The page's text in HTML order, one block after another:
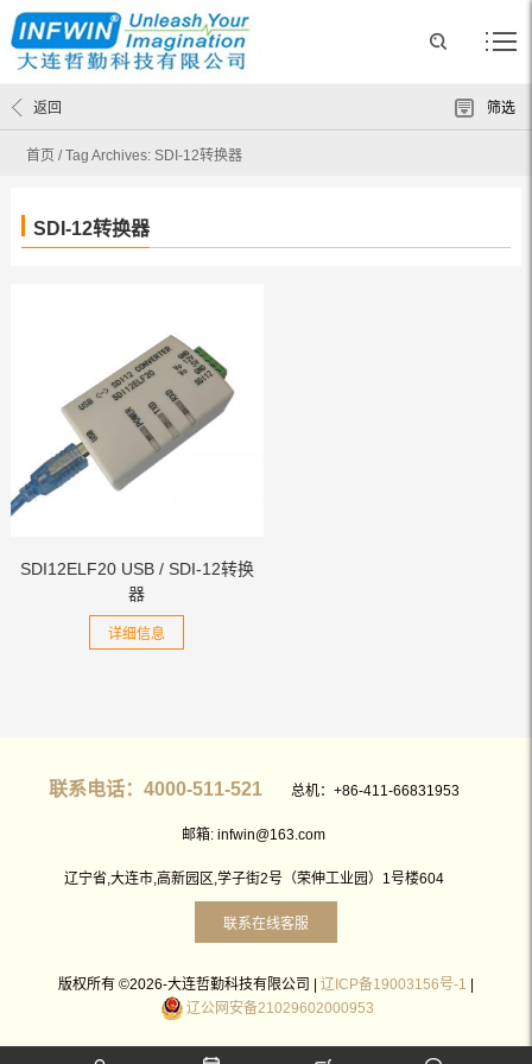
首页 /Tag Archives: SDI-12转换器
返回 筛选
SDI-12转换器
SDI12ELF20 USB / SDI-12转换
器
详细信息
联系电话：4000-511-521 总机：+86-411-66831953
邮箱: infwin@163.com
辽宁省,大连市,高新园区,学子街2号（荣伸工业园）1号楼604
联系在线客服
版权所有 ©2026-大连哲勤科技有限公司 | 辽ICP备19003156号-1 |
辽公网安备21029602000953